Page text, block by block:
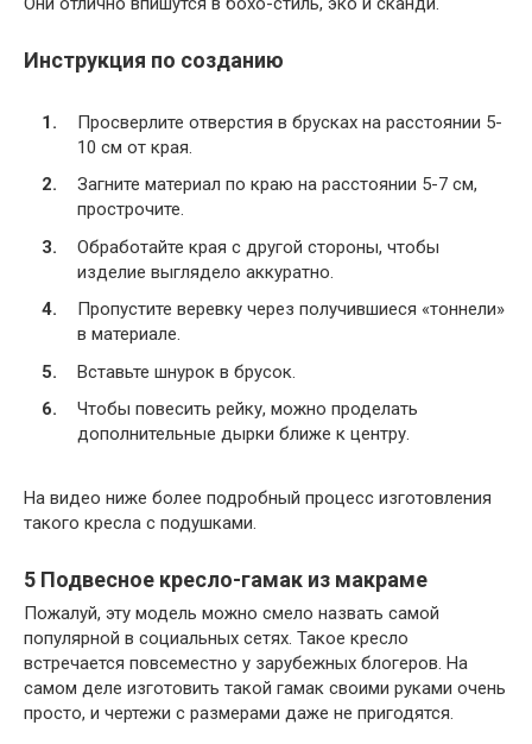
Инструкция по созданию
Просверлите отверстия в брусках на расстоянии 5-
10 см от края.
Загните материал по краю на расстоянии 5-7 см,
прострочите.
Обработайте края с другой стороны, чтобы
изделие выглядело аккуратно.
Пропустите веревку через получившиеся «тоннели»
в материале.
Вставьте шнурок в брусок.
Чтобы повесить рейку, можно проделать
дополнительные дырки ближе к центру.
На видео ниже более подробный процесс изготовления
такого кресла с подушками.
5 Подвесное кресло-гамак из макраме
Пожалуй, эту модель можно смело назвать самой
популярной в социальных сетях. Такое кресло
встречается повсеместно у зарубежных блогеров. На
самом деле изготовить такой гамак своими руками очень
просто, и чертежи с размерами даже не пригодятся.